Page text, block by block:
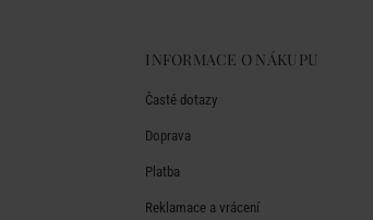
INFORMACE O NÁKUPU
Časté dotazy
Doprava
Platba
Reklamace a vrácení